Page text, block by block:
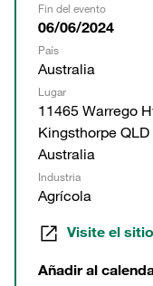
Fin del evento
06/06/2024
País
Australia
Lugar
11465 Warrego
Kingsthorpe
Australia
Industria
Agrícola
Visite el
Añadir al